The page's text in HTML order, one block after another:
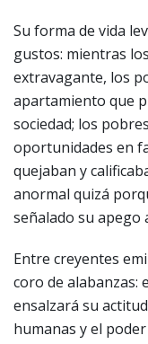
Su forma de vida
gustos: mientras
extravagante, los
apartamiento que
sociedad; los
oportunidades en
quejaban y
anormal quizá
señalado su apego
Entre creyentes
coro de
ensalzará su
humanas y el